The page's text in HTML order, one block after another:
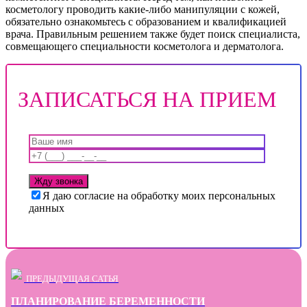
косметологу проводить какие-либо манипуляции с кожей,
обязательно ознакомьтесь с образованием и квалификацией
врача. Правильным решением также будет поиск специалиста,
совмещающего специальности косметолога и дерматолога.
ЗАПИСАТЬСЯ НА ПРИЕМ
Я даю согласие на обработку моих персональных
данных
ПРЕДЫДУЩАЯ САТЬЯ
ПЛАНИРОВАНИЕ БЕРЕМЕННОСТИ